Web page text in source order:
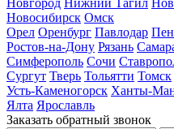
Новгород Нижний Тагил
Новосибирск Омск
Орел Оренбург Павлодар
Ростов-на-Дону Рязань
Симферополь Сочи
Сургут Тверь Тольятти Томск
Усть-Каменогорск Ханты-
Ялта Ярославль
Заказать обратный звонок